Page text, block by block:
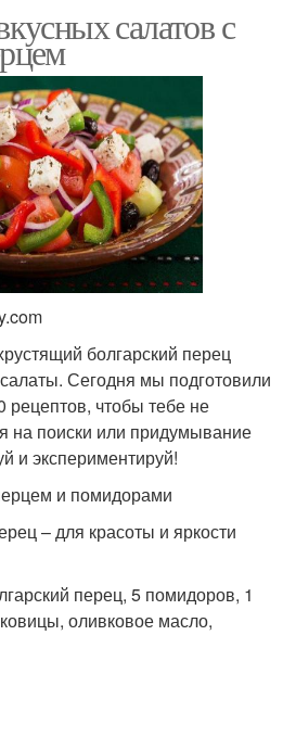
салатов с
болгарский перец
Сегодня мы подготовили
рецептов, чтобы тебе не
на поиски или придумывание
и экспериментируй!
и помидорами
– для красоты и яркости
перец, 5 помидоров, 1
оливковое масло,